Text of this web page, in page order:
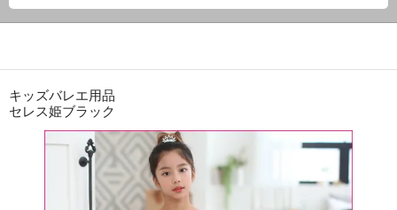
キッズバレエ用品
セレス姫ブラック